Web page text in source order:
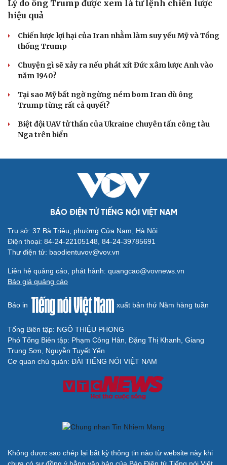
Lý do ông Trump được xem là tư lệnh chiến lược
hiệu quả
Chiến lược lợi hại của Iran nhằm làm suy yếu Mỹ và Tổng
thống Trump
Chuyện gì sẽ xảy ra nếu phát xít Đức xâm lược Anh vào
năm 1940?
Tại sao Mỹ bất ngờ ngừng ném bom Iran dù ông
Trump từng rất cả quyết?
Biệt đội UAV tử thần của Ukraine chuyên tấn công tàu
Nga trên biển
BÁO ĐIỆN TỬ TIẾNG NÓI VIỆT NAM
Trụ sở: 37 Bà Triệu, phường Cửa Nam, Hà Nội
Điện thoại: 84-24-22105148, 84-24-39785691
Thư điện tử: baodientuvov@vov.vn
Liên hệ quảng cáo, phát hành: quangcao@vovnews.vn
Báo giá quảng cáo
Báo in xuất bản thứ Năm hàng tuần
Tổng Biên tập: NGÔ THIỆU PHONG
Phó Tổng Biên tập: Phạm Công Hân, Đặng Thị Khanh, Giang
Trung Sơn, Nguyễn Tuyết Yến
Cơ quan chủ quản: ĐÀI TIẾNG NÓI VIỆT NAM
Không được sao chép lại bất kỳ thông tin nào từ website này khi